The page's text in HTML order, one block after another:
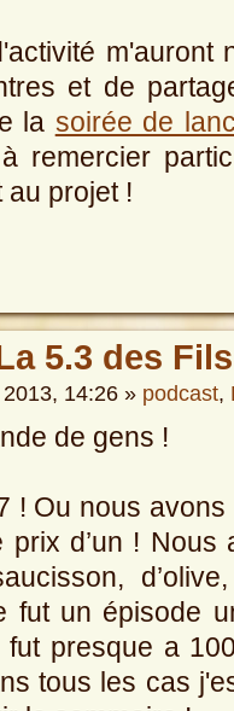
m'auront
et de
la soirée de
remercier
au projet !
5.3 des
14:26 » podcast,
de gens !
! Ou nous avons
d’un ! Nous
fut un épisode
presque a
tous les cas